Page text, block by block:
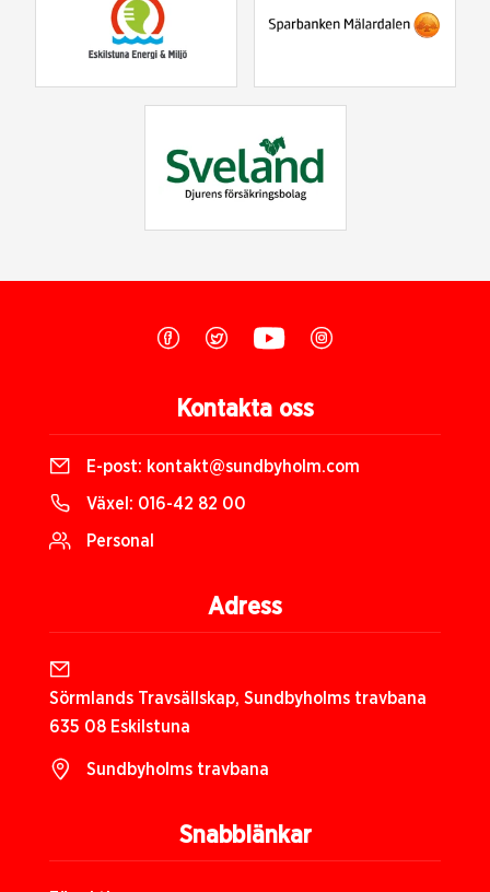
Snabblänkar
Kontakta oss
E-post: kontakt@sundbyholm.com
Växel: 016-42 82 00
Personal
Adress
Sörmlands Travsällskap, Sundbyholms travbana
635 08 Eskilstuna
Sundbyholms travbana